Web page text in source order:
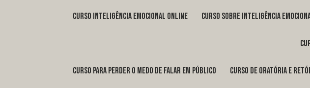
curso inteligência emocional online curso sobre inteligência
curso para perder o medo de falar em público curso de oratória e